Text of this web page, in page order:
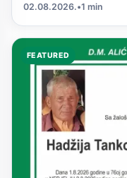
02.08.2026.•1 min
FEATURED